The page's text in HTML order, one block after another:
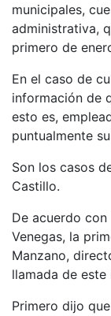
municipales,
administrativa,
primero de
En el caso de
información de
esto es,
puntualmente
Son los casos
Castillo.
De acuerdo
Venegas, la
Manzano,
llamada de
Primero dijo